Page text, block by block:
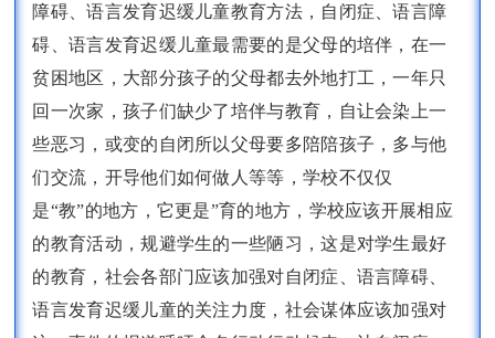
障碍、语言发育迟缓儿童教育方法，自闭症、语言障
碍、语言发育迟缓儿童最需要的是父母的培伴，在一
贫困地区，大部分孩子的父母都去外地打工，一年只
回一次家，孩子们缺少了培伴与教育，自让会染上一
些恶习，或变的自闭所以父母要多陪陪孩子，多与他
们交流，开导他们如何做人等等，学校不仅仅
是“教”的地方，它更是”育的地方，学校应该开展相应
的教育活动，规避学生的一些陋习，这是对学生最好
的教育，社会各部门应该加强对自闭症、语言障碍、
语言发育迟缓儿童的关注力度，社会谋体应该加强对